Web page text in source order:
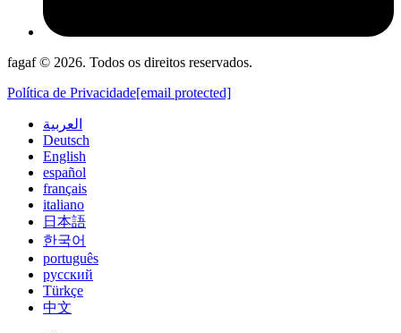
fagaf © 2026. Todos os direitos reservados.
Política de Privacidade[email protected]
العربية
Deutsch
English
español
français
italiano
日本語
한국어
português
русский
Türkçe
中文